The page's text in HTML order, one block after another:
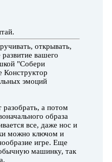
открывать,
вашего
"Собери
Конструктор
эмоций
а потом
образа
все, даже нос и
можно ключом и
игре. Еще
машинку, так